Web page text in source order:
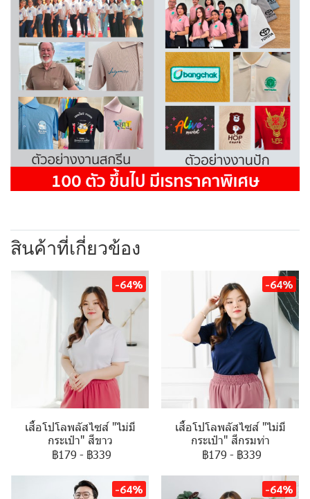
สินค้าที่เกี่ยวข้อง
-64%
เสื้อโปโลพลัสไซส์ "ไม่มี
กระเป๋า" สีขาว
฿179 - ฿339
-64%
เสื้อโปโลพลัสไซส์ "ไม่มี
กระเป๋า" สีกรมท่า
฿179 - ฿339
-64% -64%